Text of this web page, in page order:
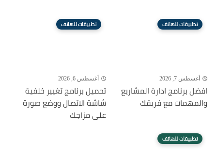
تطبيقات للهاتف
أغسطس 7, 2026
افضل برنامج ادارة المشاريع
والمهمات مع فريقك
تطبيقات للهاتف
أغسطس 6, 2026
تحميل برنامج تغيير خلفية
شاشة الاتصال ووضع صورة
على مزاجك
تطبيقات للهاتف